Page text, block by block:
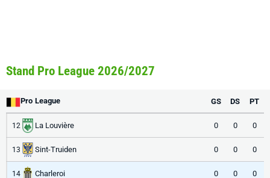
Stand Pro League 2026/2027
Pro League GS DS PT
12 La Louvière 0 0 0
13 Sint-Truiden 0 0 0
14 Charleroi 0 0 0